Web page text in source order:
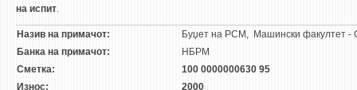
на испит.
Назив на примачот:
Буџет на РСМ, Машински факултет -
Банка на примачот:
НБРМ
Сметка:
100 0000000630 95
Износ:
2000